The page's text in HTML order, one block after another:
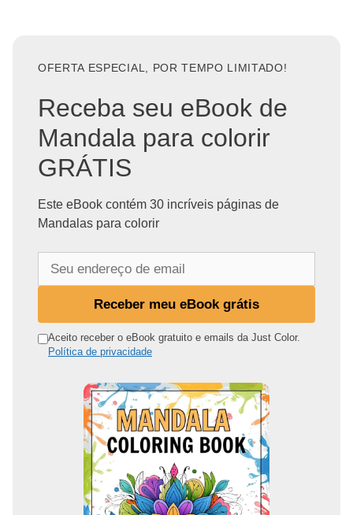
OFERTA ESPECIAL, POR TEMPO LIMITADO!
Receba seu eBook de
Mandala para colorir
GRÁTIS
Este eBook contém 30 incríveis páginas de
Mandalas para colorir
n
Receber meu eBook grátis
Aceito receber o eBook gratuito e emails da Just Color.
Política de privacidade